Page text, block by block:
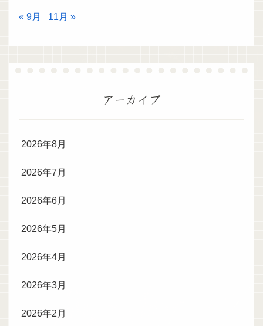
« 9月 11月 »
アーカイブ
2026年8月
2026年7月
2026年6月
2026年5月
2026年4月
2026年3月
2026年2月